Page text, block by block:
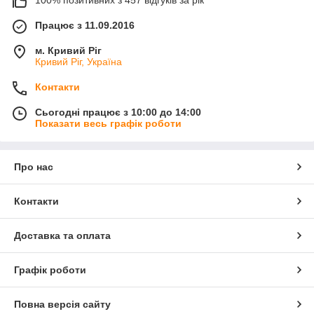
Працює з 11.09.2016
м. Кривий Ріг
Кривий Ріг, Україна
Контакти
Сьогодні працює з 10:00 до 14:00
Показати весь графік роботи
Про нас
Контакти
Доставка та оплата
Графік роботи
Повна версія сайту